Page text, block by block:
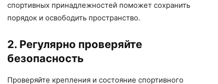
спортивных принадлежностей поможет сохранить
порядок и освободить пространство.
2. Регулярно проверяйте
безопасность
Проверяйте крепления и состояние спортивного